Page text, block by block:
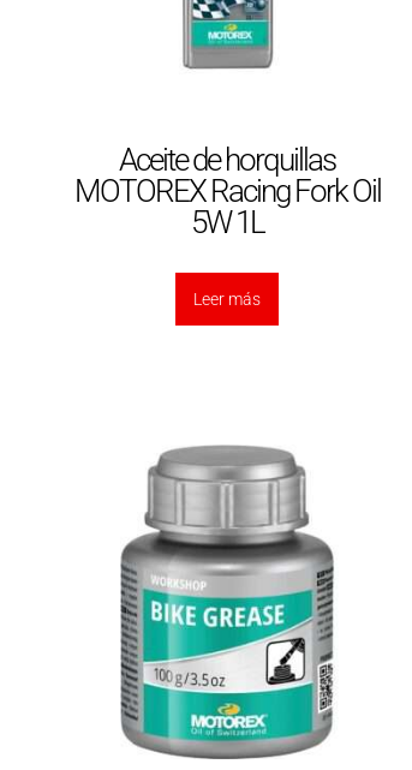
Aceite de horquillas
MOTOREX Racing Fork Oil
5W 1L
Leer más